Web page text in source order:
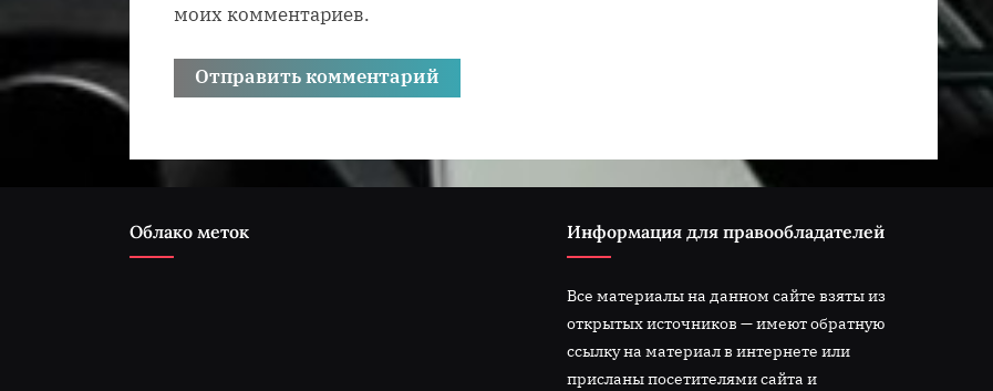
моих комментариев.
Облако меток Информация для правообладателей
Все материалы на данном сайте взяты из
открытых источников — имеют обратную
ссылку на материал в интернете или
присланы посетителями сайта и